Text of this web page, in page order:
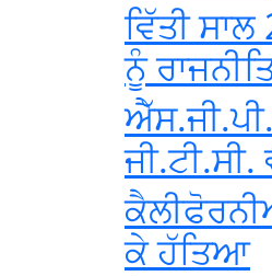
ਵਿੱਤੀ
ਨੂੰ
ਕੇ ਹੱਤਿਆ